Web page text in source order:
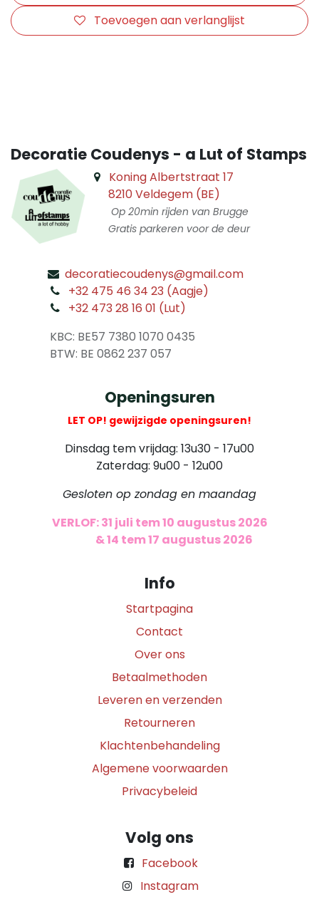
Toevoegen aan verlanglijst
Decoratie Coudenys - a Lut of Stamps
Koning Albertstraat 17
8210 Veldegem (BE)
Op 20min rijden van Brugge
Gratis parkeren voor de deur
decoratiecoudenys@gmail.com
+32 475 46 34 23 (Aagje)
+32 473 28 16 01 (Lut)
KBC: BE57 7380 1070 0435
​ BTW: BE 0862 237 057
Openingsuren
LET OP! gewijzigde openingsuren!
Dinsdag tem vrijdag: 13u30 - 17u00
Zaterdag: 9u00 - 12u00
Gesloten op zondag en maandag
VERLOF: 31 juli tem 10 augustus 2026
& 14 tem 17 augustus 2026
Info
Startpagina
Contact
Over ons
Betaalmethoden
Leveren en verzenden
Retourneren
Klachtenbehandeling
Algemene voorwaarden
Privacybeleid
Volg ons
Facebook
Instagram